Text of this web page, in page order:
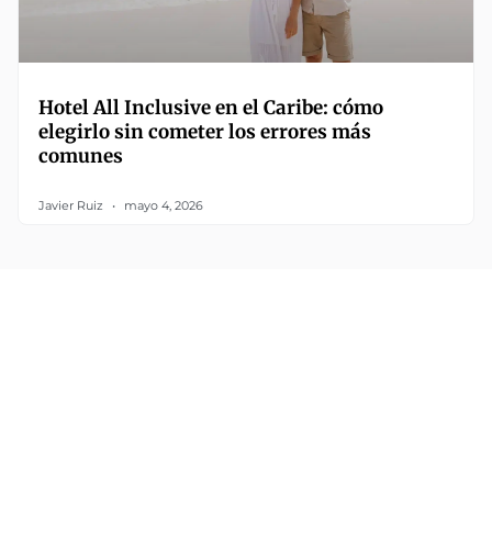
Hotel All Inclusive en el Caribe: cómo
elegirlo sin cometer los errores más
comunes
Javier Ruiz mayo 4, 2026